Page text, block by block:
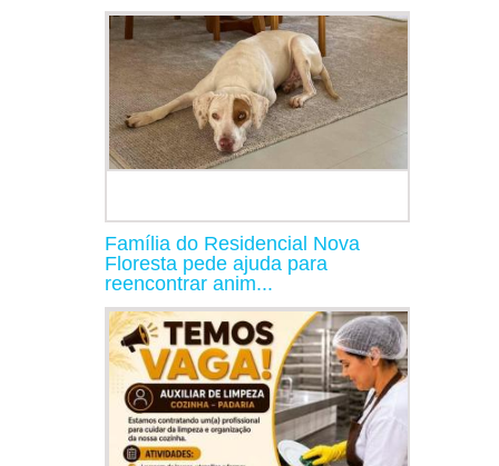
Família do Residencial Nova
Floresta pede ajuda para
reencontrar anim...